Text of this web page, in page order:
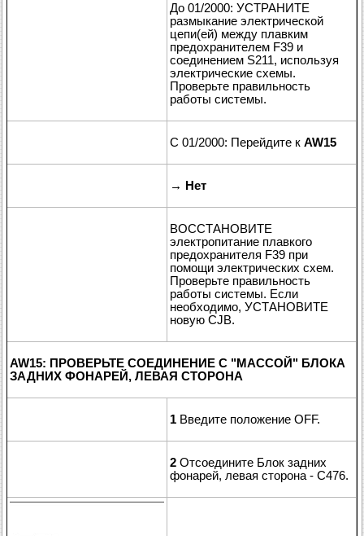
До 01/2000: УСТРАНИТЕ
размыкание электрической
цепи(ей) между плавким
предохранителем F39 и
соединением S211, используя
электрические схемы.
Проверьте правильность
работы системы.
С 01/2000: Перейдите к AW15
→ Нет
ВОССТАНОВИТЕ
электропитание плавкого
предохранителя F39 при
помощи электрических схем.
Проверьте правильность
работы системы. Если
необходимо, УСТАНОВИТЕ
новую CJB.
AW15: ПРОВЕРЬТЕ СОЕДИНЕНИЕ С "МАССОЙ" БЛОКА
ЗАДНИХ ФОНАРЕЙ, ЛЕВАЯ СТОРОНА
1 Введите положение OFF.
2 Отсоедините Блок задних
фонарей, левая сторона - C476.